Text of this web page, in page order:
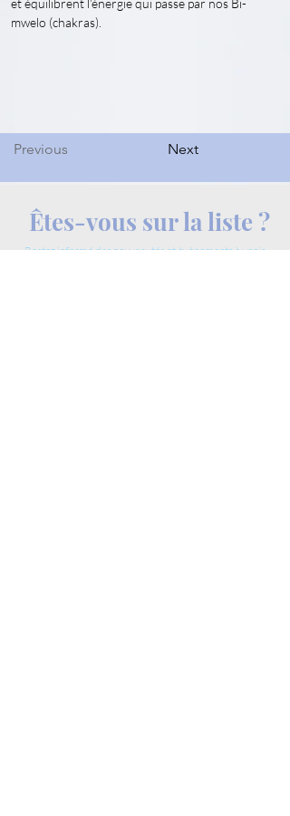
mwelo (chakras).
Previous Next
Êtes-vous sur la liste ?
Restez informé des nouveautés et évènements à venir